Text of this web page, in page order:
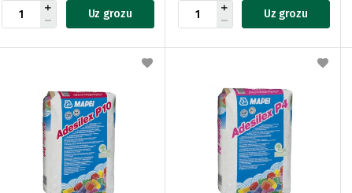
Uz grozu Uz grozu